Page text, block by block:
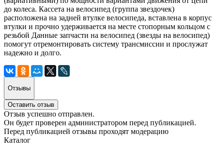
до колеса. Кассета на велосипед (группа звездочек)
расположена на задней втулке велосипеда, вставлена в корпус
втулки и прочно удерживается на месте стопорным кольцом с
резьбой Данные запчасти на велосипед (звезды на велосипед)
помогут отремонтировать систему трансмиссии и прослужат
надежно и долго.
Отзывы
Оставить отзыв
Отзыв успешно отправлен.
Он будет проверен администратором перед публикацией.
Перед публикацией отзывы проходят модерацию
Каталог